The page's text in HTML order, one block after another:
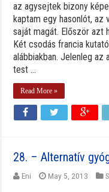
az agysejtek bizony
kaptam egy hasonlót, az
saját magát. Először azt
Két csodás francia
alábbiakban. Jelenleg az
test ...
Read More »
28. – Alternatív
Eni May 5, 2013